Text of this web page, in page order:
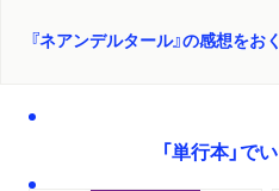
『ネアンデルタール』の感想をお
「単行本」で